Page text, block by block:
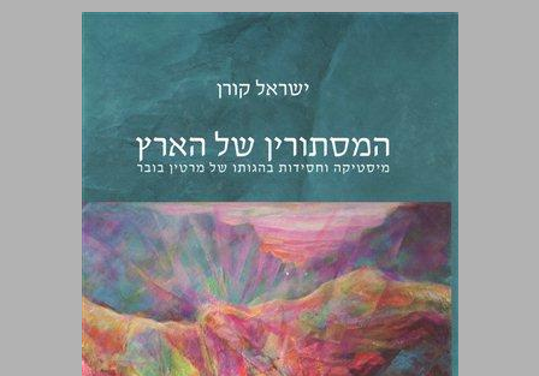
המסתורין של הארץ מיסטיקה וחסידות בהגותו של מרטין בובר ... 0